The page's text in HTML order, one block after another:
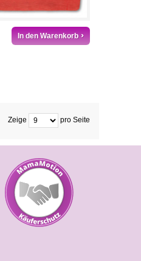
In den Warenkorb
Zeige pro Seite